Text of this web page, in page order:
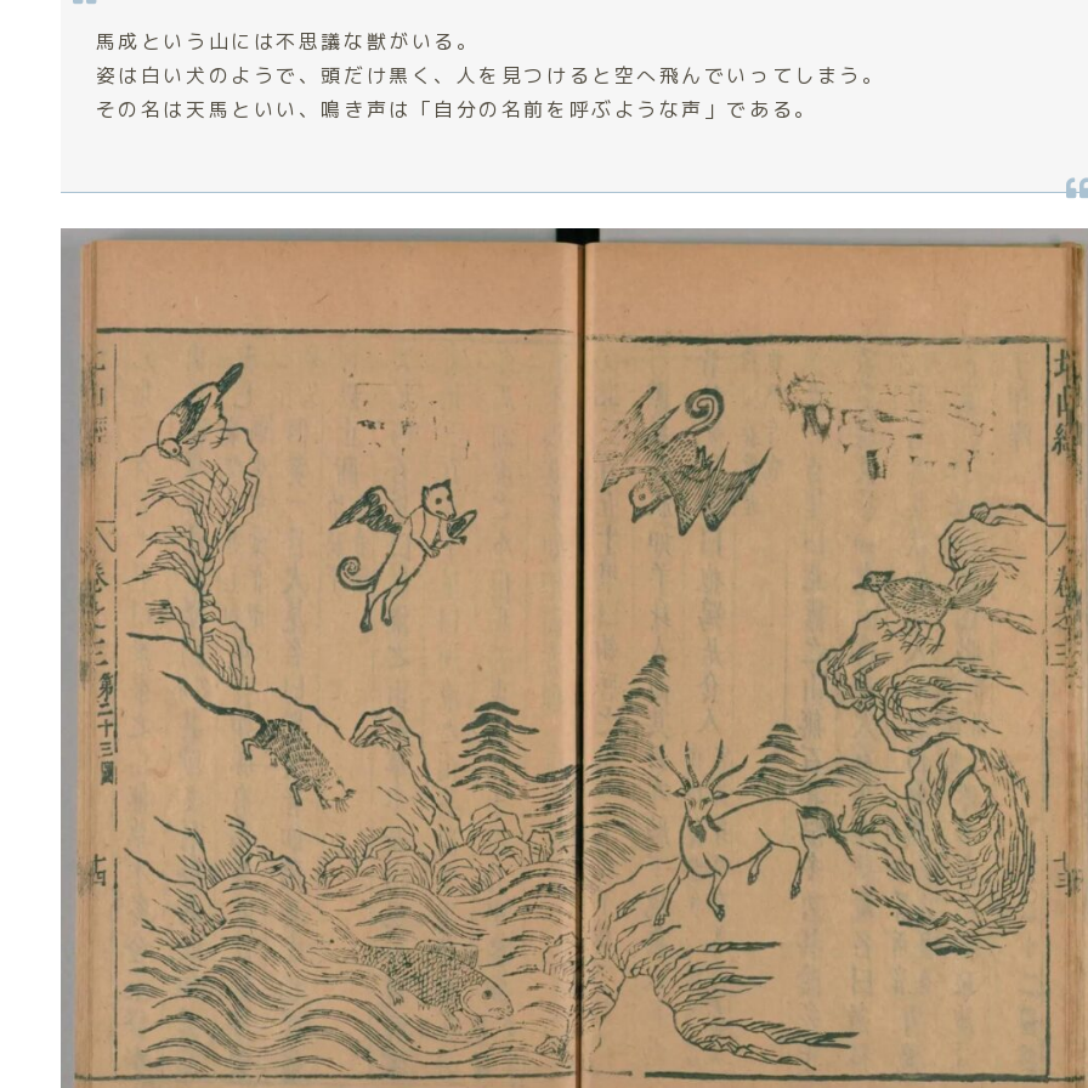
馬成という山には不思議な獣がいる。
姿は白い犬のようで、頭だけ黒く、人を見つけると空へ飛んでいってしまう。
その名は天馬といい、鳴き声は「自分の名前を呼ぶような声」である。